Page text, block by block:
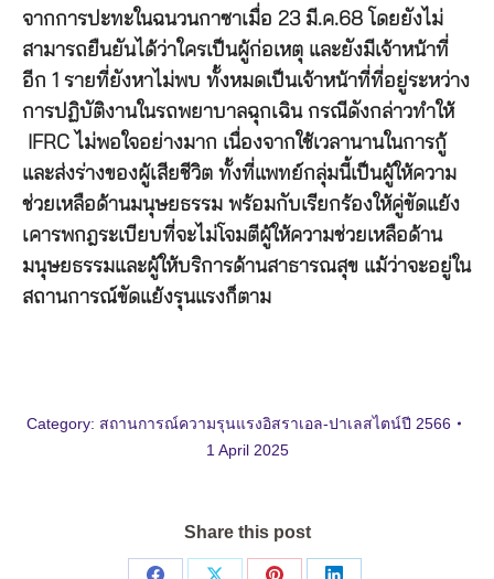
จากการปะทะในฉนวนกาซาเมื่อ 23 มี.ค.68 โดยยังไม่
สามารถยืนยันได้ว่าใครเป็นผู้ก่อเหตุ และยังมีเจ้าหน้าที่
อีก 1 รายที่ยังหาไม่พบ ทั้งหมดเป็นเจ้าหน้าที่ที่อยู่ระหว่าง
การปฏิบัติงานในรถพยาบาลฉุกเฉิน กรณีดังกล่าวทำให้
IFRC ไม่พอใจอย่างมาก เนื่องจากใช้เวลานานในการกู้
และส่งร่างของผู้เสียชีวิต ทั้งที่แพทย์กลุ่มนี้เป็นผู้ให้ความ
ช่วยเหลือด้านมนุษยธรรม พร้อมกับเรียกร้องให้คู่ขัดแย้ง
เคารพกฎระเบียบที่จะไม่โจมตีผู้ให้ความช่วยเหลือด้าน
มนุษยธรรมและผู้ให้บริการด้านสาธารณสุข แม้ว่าจะอยู่ใน
สถานการณ์ขัดแย้งรุนแรงก็ตาม
Category: สถานการณ์ความรุนแรงอิสราเอล-ปาเลสไตน์ปี 2566
1 April 2025
Share this post